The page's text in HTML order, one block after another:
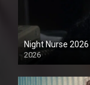
Night Nurse 2026
2026
1080P